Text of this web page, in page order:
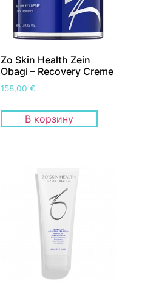
Zo Skin Health Zein
Obagi – Recovery Creme
158,00€
В корзину